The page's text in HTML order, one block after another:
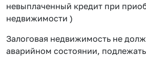
невыплаченный кредит при
недвижимости )
Залоговая недвижимость не
аварийном состоянии,